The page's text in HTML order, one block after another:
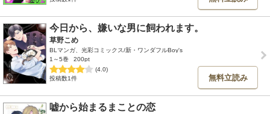
今日から、嫌いな男に飼われます。
草野こめ
BLマンガ、光彩コミックス/新・ワンダフルBoy's
1～5巻
200pt
(4.0)
投稿数1件
無料立読み
嘘から始まるまことの恋